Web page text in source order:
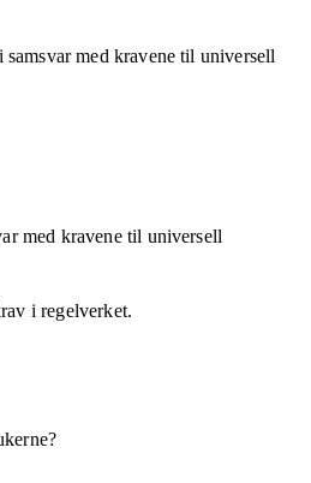
med kravene til universell
med kravene til universell
i regelverket.